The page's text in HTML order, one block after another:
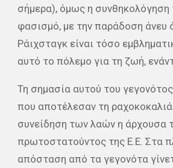
σήμερα), όμως η συνθηκολόγηση
φασισμό, με την παράδοση άνευ
Ράιχσταγκ είναι τόσο
αυτό το πόλεμο για τη ζωή,
Τη σημασία αυτού του
που αποτέλεσαν τη
συνείδηση των λαών η άρχουσα
πρωτοστατούντος της Ε.Ε. Στα
απόσταση από τα γεγονότα